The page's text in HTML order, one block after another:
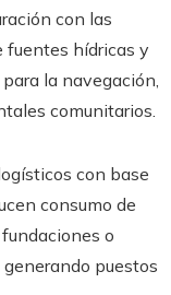
con las
fuentes hídricas y
la navegación,
comunitarios.
con base
consumo de
o
puestos